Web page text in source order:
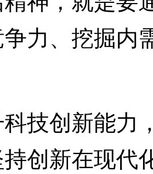
力、挖掘内
创新能力
创新在现代